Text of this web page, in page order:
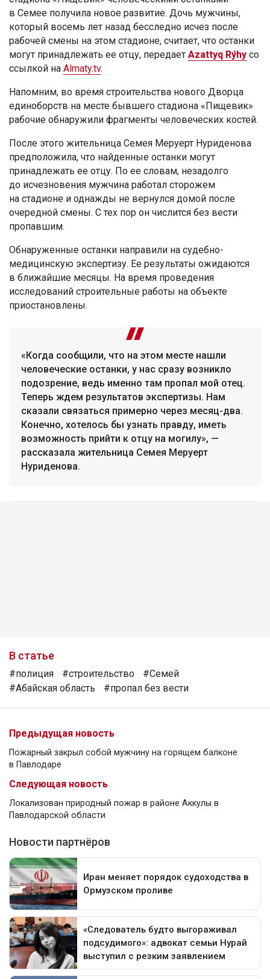
в Семее получила новое развитие. Дочь мужчины,
который восемь лет назад бесследно исчез после
рабочей смены на этом стадионе, считает, что останки
могут принадлежать ее отцу, передает Azattyq Rýhy со
ссылкой на Almaty.tv.
Напомним, во время строительства нового Дворца
единоборств на месте бывшего стадиона «Пищевик»
рабочие обнаружили фрагменты человеческих костей.
После этого жительница Семея Меруерт Нуриденова
предположила, что найденные останки могут
принадлежать ее отцу. По ее словам, незадолго
до исчезновения мужчина работал сторожем
на стадионе и однажды не вернулся домой после
очередной смены. С тех пор он числится без вести
пропавшим.
Обнаруженные останки направили на судебно-
медицинскую экспертизу. Ее результаты ожидаются
в ближайшие месяцы. На время проведения
исследований строительные работы на объекте
приостановлены.
«Когда сообщили, что на этом месте нашли
человеческие останки, у нас сразу возникло
подозрение, ведь именно там пропал мой отец.
Теперь ждем результатов экспертизы. Нам
сказали связаться примерно через месяц-два.
Конечно, хотелось бы узнать правду, иметь
возможность прийти к отцу на могилу», —
рассказала жительница Семея Меруерт
Нуриденова.
В статье
#полиция #строительство
#Семей
#Абайская область
#пропал без вести
Предыдущая новость
Пожарный закрыл собой мужчину на горящем балконе
в Павлодаре
Следующая новость
Локализован природный пожар в районе Аккулы в
Павлодарской области